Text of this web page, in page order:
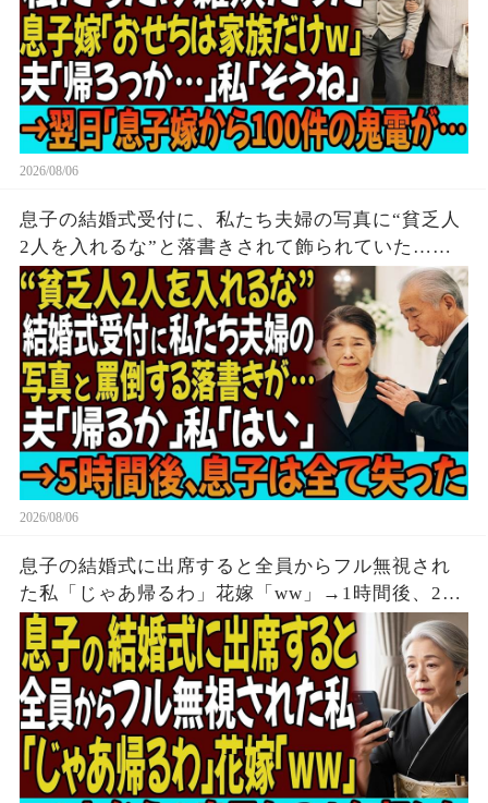
2026/08/06
息子の結婚式受付に、私たち夫婦の写真に“貧乏人
2人を入れるな”と落書きされて飾られていた…夫
「帰るか」私「はい」→無言で立ち去った5時間
後、息子は全てを失う結末を迎えた
2026/08/06
息子の結婚式に出席すると全員からフル無視され
た私「じゃあ帰るわ」花嫁「ww」→1時間後、2人
からの鬼電をフル無視した